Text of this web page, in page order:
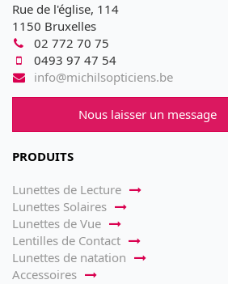
Rue de l'église, 114
1150 Bruxelles
02 772 70 75
0493 97 47 54
info@michilsopticiens.be
Nous laisser un message
PRODUITS
Lunettes de Lecture
Lunettes Solaires
Lunettes de Vue
Lentilles de Contact
Lunettes de natation
Accessoires